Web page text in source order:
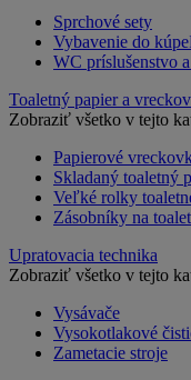
Sprchové sety
Vybavenie do
WC príslušenstvo
Toaletný papier a
Zobraziť všetko v tejto
Papierové
Skladaný toaletný
Veľké rolky
Zásobníky na
Upratovacia technika
Zobraziť všetko v tejto
Vysávače
Vysokotlakové
Zametacie stroje